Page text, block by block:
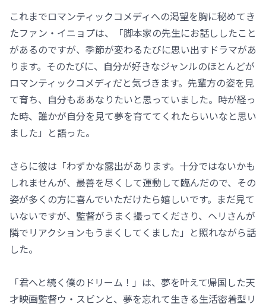
これまでロマンティックコメディへの渇望を胸に秘めてき
たファン・イニョプは、「脚本家の先生にお話ししたこと
があるのですが、季節が変わるたびに思い出すドラマがあ
ります。そのたびに、自分が好きなジャンルのほとんどが
ロマンティックコメディだと気づきます。先輩方の姿を見
て育ち、自分もああなりたいと思っていました。時が経っ
た時、誰かが自分を見て夢を育ててくれたらいいなと思い
ました」と語った。
さらに彼は「わずかな露出があります。十分ではないかも
しれませんが、最善を尽くして運動して臨んだので、その
姿が多くの方に喜んでいただけたら嬉しいです。まだ見て
いないですが、監督がうまく撮ってくださり、ヘリさんが
隣でリアクションもうまくしてくました」と照れながら話
した。
「君へと続く僕のドリーム！」は、夢を叶えて帰国した天
才映画監督ウ・スビンと、夢を忘れて生きる生活密着型リ